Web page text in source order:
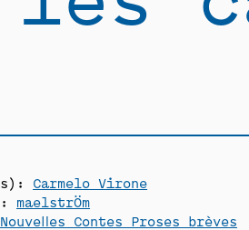
Carmelo Virone
maelstrÖm
Nouvelles Contes Proses brèves